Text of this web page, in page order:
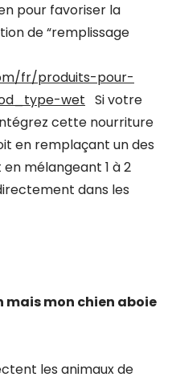
pour favoriser la
de “remplissage
fr/produits-pour-
wet Si votre
cette nourriture
en remplaçant un des
mélangeant 1 à 2
dans les
mon chien aboie
les animaux de